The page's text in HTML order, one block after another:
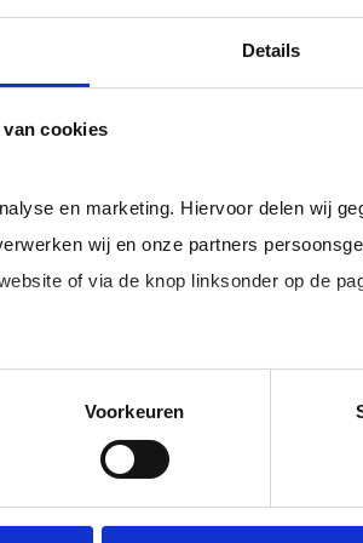
Details
cookies
en marketing. Hiervoor delen wij
wij en onze partners
of via de knop linksonder op de
Voorkeuren
dan het landelijke gemiddelde van
in loondienst uit uw regio.
freelance
juiste kandidaten
No match? No pay!
als een